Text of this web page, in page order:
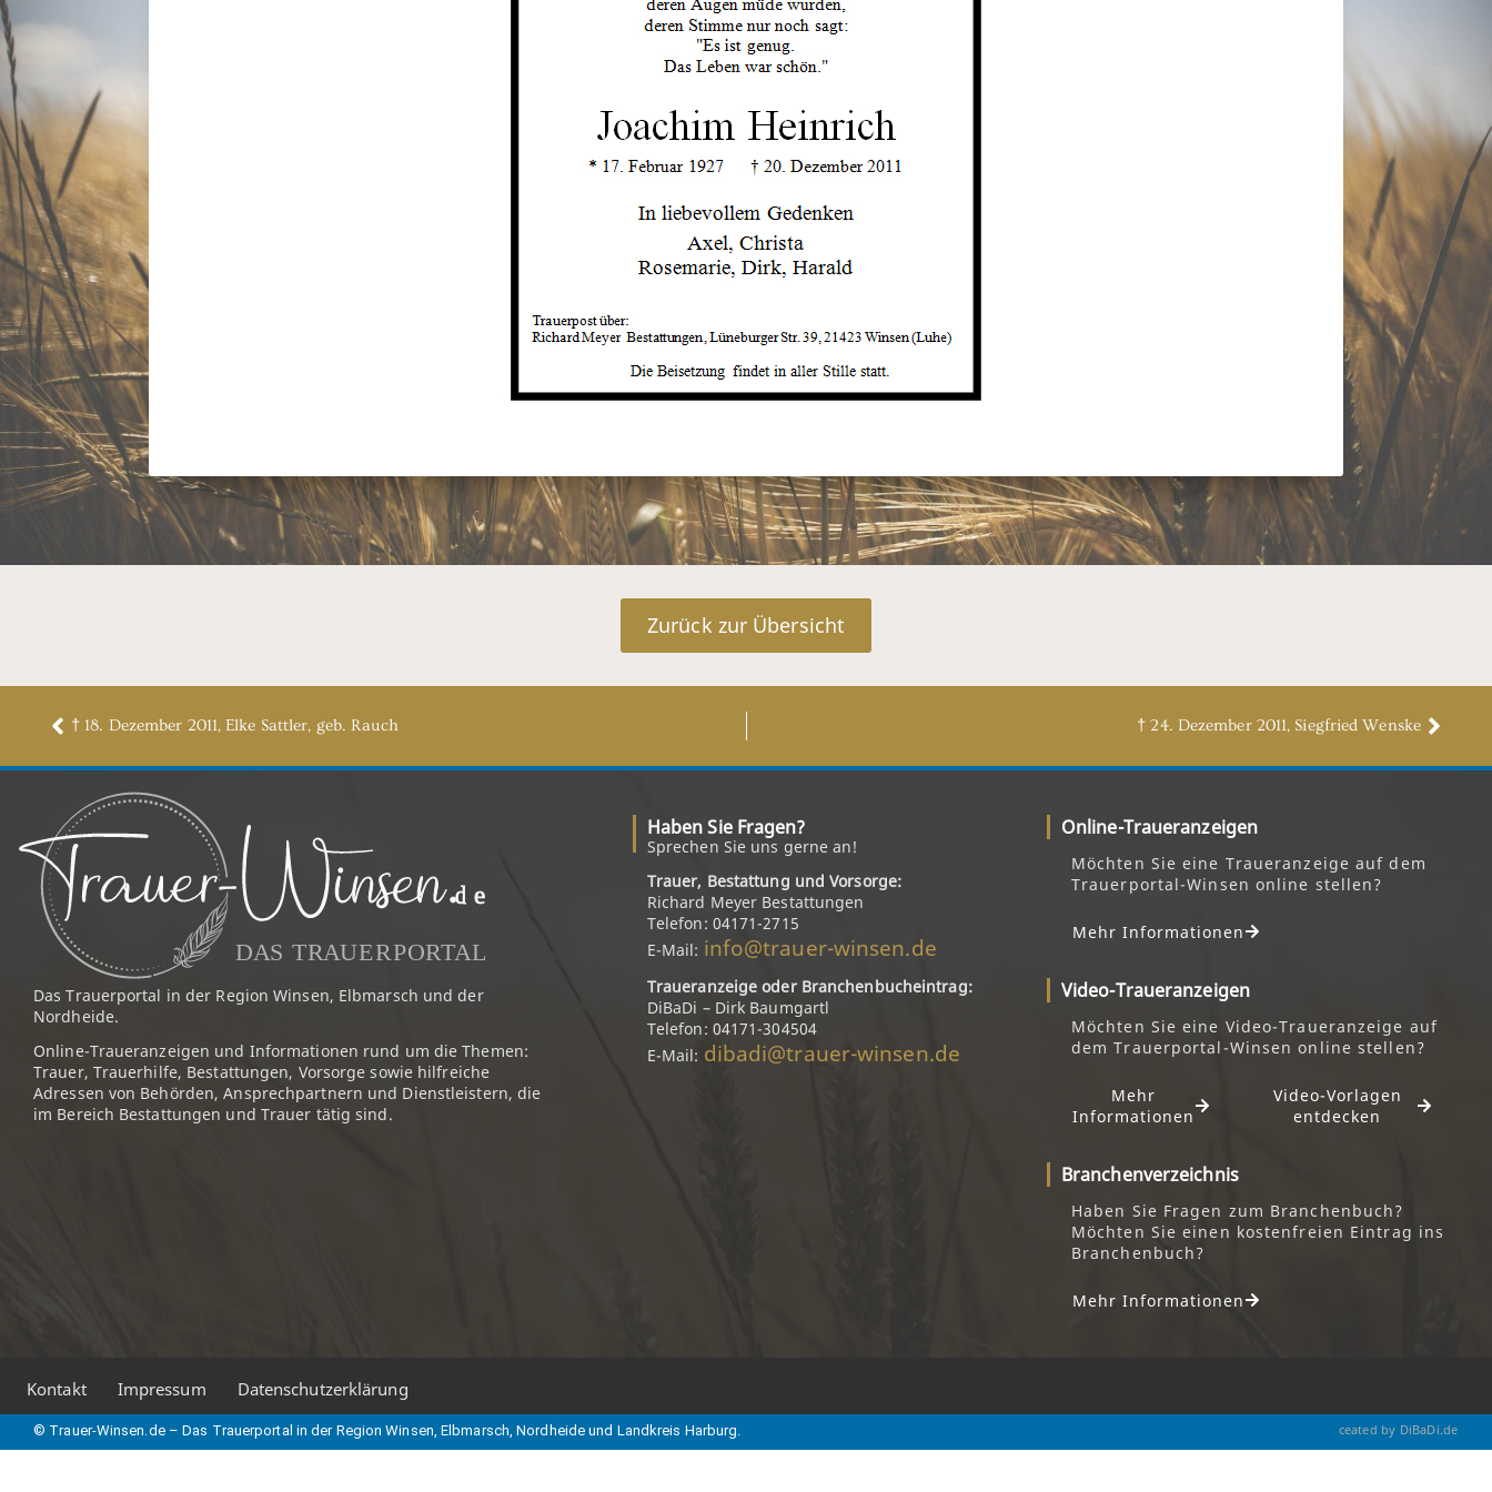
Zurück zur Übersicht
† 18. Dezember 2011, Elke Sattler, geb. Rauch † 24. Dezember 2011, Siegfried Wenske
Das Trauerportal in der Region Winsen, Elbmarsch und der
Nordheide.
Online-Traueranzeigen und Informationen rund um die Themen:
Trauer, Trauerhilfe, Bestattungen, Vorsorge sowie hilfreiche
Adressen von Behörden, Ansprechpartnern und Dienstleistern, die
im Bereich Bestattungen und Trauer tätig sind.
Haben Sie Fragen?
Sprechen Sie uns gerne an!
Trauer, Bestattung und Vorsorge:
Richard Meyer Bestattungen
Telefon: 04171-2715
E-Mail: info@trauer-winsen.de
Traueranzeige oder Branchenbucheintrag:
DiBaDi – Dirk Baumgartl
Telefon: 04171-304504
E-Mail: dibadi@trauer-winsen.de
Online-Traueranzeigen
Möchten Sie eine Traueranzeige auf dem
Trauerportal-Winsen online stellen?
Mehr Informationen
Video-Traueranzeigen
Möchten Sie eine Video-Traueranzeige auf
dem Trauerportal-Winsen online stellen?
Mehr
Informationen
Video-Vorlagen
entdecken
Branchenverzeichnis
Haben Sie Fragen zum Branchenbuch?
Möchten Sie einen kostenfreien Eintrag ins
Branchenbuch?
Mehr Informationen
Kontakt Impressum Datenschutzerklärung
© Trauer-Winsen.de – Das Trauerportal in der Region Winsen, Elbmarsch, Nordheide und Landkreis Harburg. ceated by DiBaDi.de